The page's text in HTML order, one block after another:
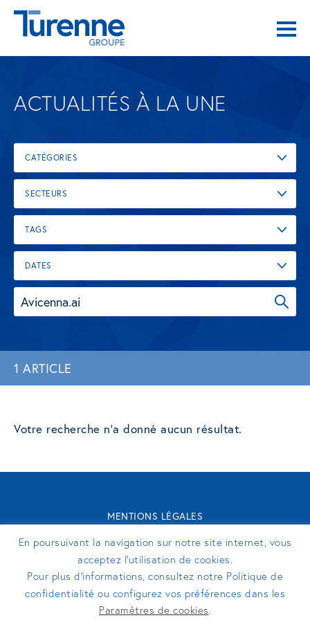
ACTUALITÉS À LA UNE
CATÉGORIES
SECTEURS
TAGS
DATES
1 ARTICLE
Votre recherche n'a donné aucun résultat.
MENTIONS LÉGALES
TURENNE GROUPE 2026 - SITE RÉALISÉ PAR
SUIVEZ-NOUS
En poursuivant la navigation sur notre site internet, vous
acceptez l’utilisation de cookies.
Pour plus d’informations, consultez notre Politique de
confidentialité ou configurez vos préférences dans les
Paramètres de cookies.